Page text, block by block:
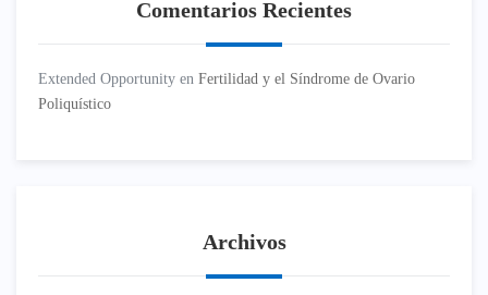
Comentarios Recientes
Extended Opportunity en Fertilidad y el Síndrome de Ovario
Poliquístico
Archivos